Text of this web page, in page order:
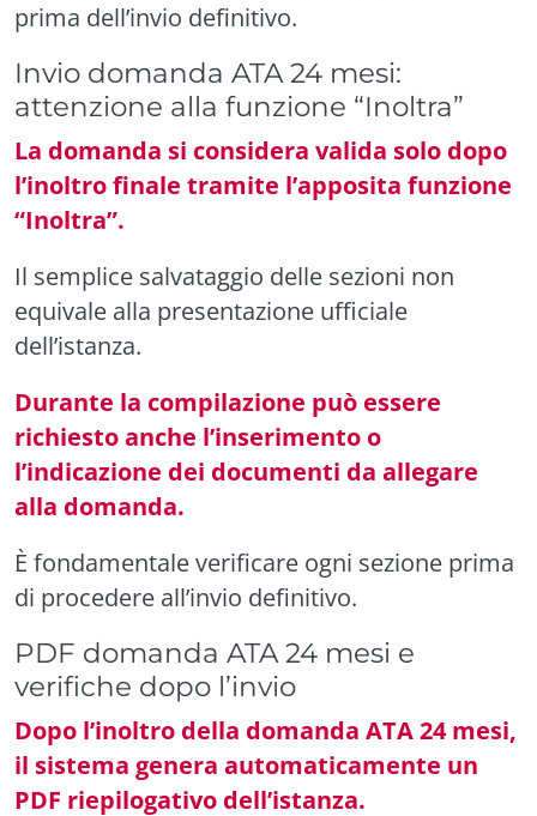
prima dell’invio definitivo.
Invio domanda ATA 24 mesi:
attenzione alla funzione “Inoltra”
La domanda si considera valida solo dopo
l’inoltro finale tramite l’apposita funzione
“Inoltra”.
Il semplice salvataggio delle sezioni non
equivale alla presentazione ufficiale
dell’istanza.
Durante la compilazione può essere
richiesto anche l’inserimento o
l’indicazione dei documenti da allegare
alla domanda.
È fondamentale verificare ogni sezione prima
di procedere all’invio definitivo.
PDF domanda ATA 24 mesi e
verifiche dopo l’invio
Dopo l’inoltro della domanda ATA 24 mesi,
il sistema genera automaticamente un
PDF riepilogativo dell’istanza.